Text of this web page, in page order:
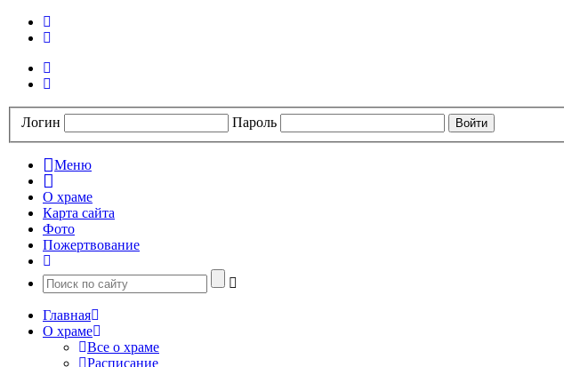
Логин Пароль
Меню
О храме
Карта сайта
Фото
Пожертвование
Главная
О храме
Все о храме
Расписание